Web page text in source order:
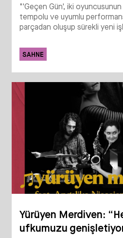
"'Geçen Gün', iki oyuncusunun
tempolu ve uyumlu
parçadan oluşup sürekli yeni
SAHNE
Yürüyen Merdiven:
ufkumuzu